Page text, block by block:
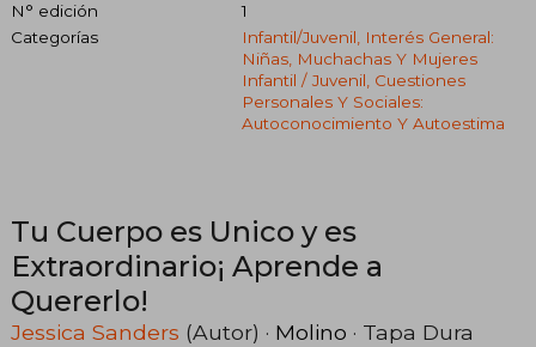
N° edición
1
Categorías
Infantil/juvenil, Interés General:
Niñas, Muchachas Y Mujeres
Infantil / Juvenil, Cuestiones
Personales Y Sociales:
Autoconocimiento Y Autoestima
Tu Cuerpo es Unico y es
Extraordinario¡ Aprende a
Quererlo!
Jessica Sanders (Autor) · Molino · Tapa Dura